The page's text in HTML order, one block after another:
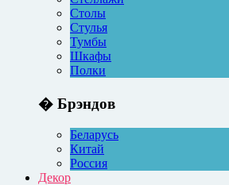
Столы
Стулья
Тумбы
Шкафы
Полки
� Брэндов
Беларусь
Китай
Россия
Декор